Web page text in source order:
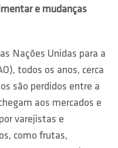
e mudanças
Nações Unidas para a
todos os anos, cerca
são perdidos entre a
aos mercados e
varejistas e
como frutas,